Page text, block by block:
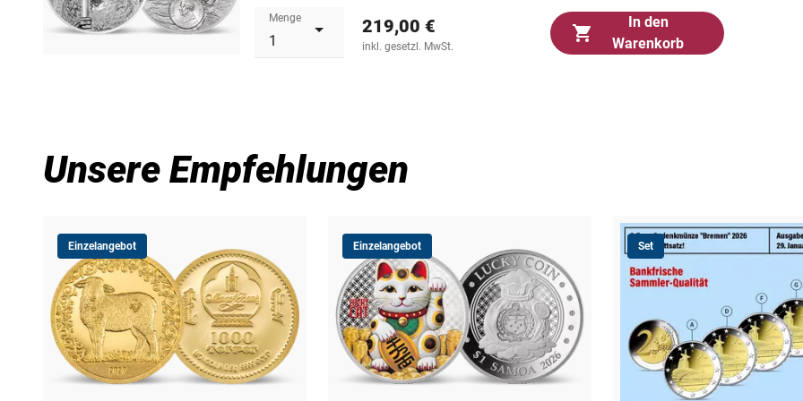
Menge 219,00 €
inkl. gesetzl. MwSt.
In den
Warenkorb
Unsere Empfehlungen
Einzelangebot Einzelangebot Set